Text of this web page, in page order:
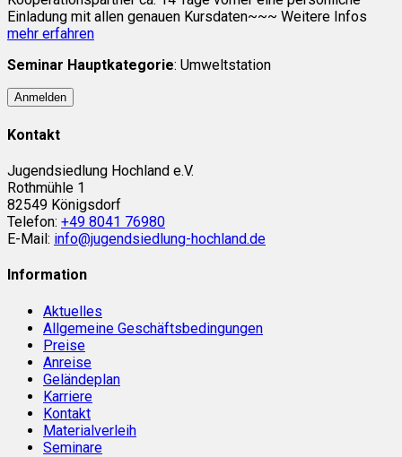
Einladung mit allen genauen Kursdaten~~~ Weitere Infos
mehr erfahren
Seminar Hauptkategorie: Umweltstation
Anmelden
Kontakt
Jugendsiedlung Hochland e.V.
Rothmühle 1
82549 Königsdorf
Telefon: +49 8041 76980
E-Mail: info@jugendsiedlung-hochland.de
Information
Aktuelles
Allgemeine Geschäftsbedingungen
Preise
Anreise
Geländeplan
Karriere
Kontakt
Materialverleih
Seminare